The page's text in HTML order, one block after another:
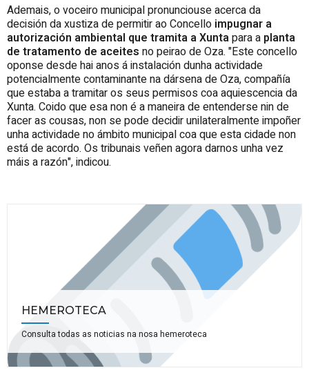
Ademais, o voceiro municipal pronunciouse acerca da
decisión da xustiza de permitir ao Concello impugnar a
autorización ambiental que tramita a Xuntapara a planta
de tratamento de aceites no peirao de Oza. "Este concello
oponse desde hai anos á instalación dunha actividade
potencialmente contaminante na dársena de Oza, compañía
que estaba a tramitar os seus permisos coa aquiescencia da
Xunta. Coido que esa non é a maneira de entenderse nin de
facer as cousas, non se pode decidir unilateralmente impoñer
unha actividade no ámbito municipal coa que esta cidade non
está de acordo. Os tribunais veñen agora darnos unha vez
máis a razón", indicou.
HEMEROTECA
Consulta todas as noticias na nosa hemeroteca